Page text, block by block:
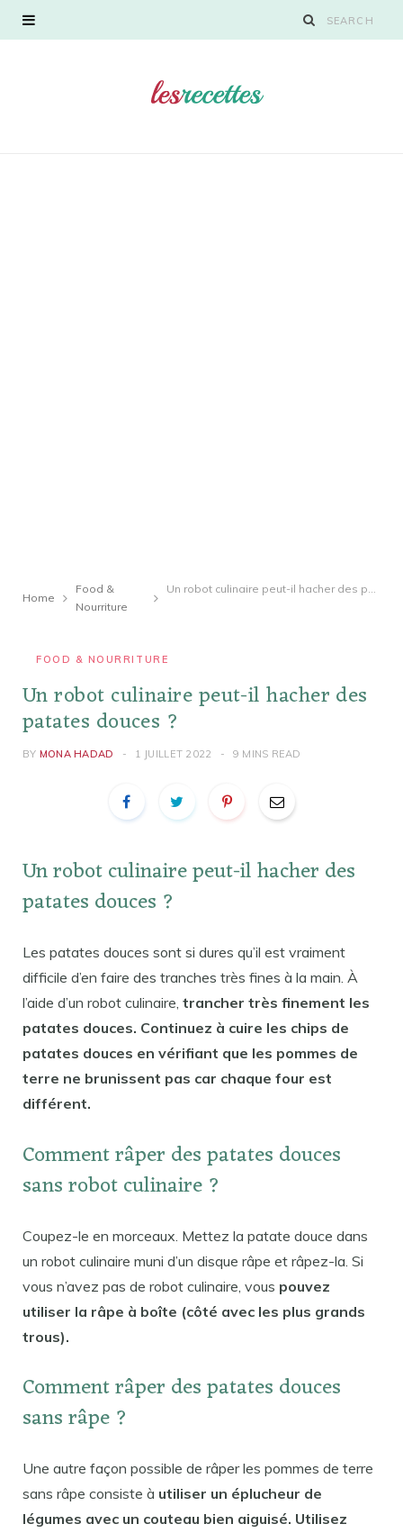
Home
Food &
Nourriture
Un robot culinaire peut-il hacher des patates douces ?
FOOD & NOURRITURE
Un robot culinaire peut-il hacher des
patates douces ?
BY MONA HADAD 1 JUILLET 2022 9 MINS READ
Un robot culinaire peut-il hacher des
patates douces ?
Les patates douces sont si dures qu’il est vraiment
difficile d’en faire des tranches très fines à la main. À
l’aide d’un robot culinaire, trancher très finement les
patates douces. Continuez à cuire les chips de
patates douces en vérifiant que les pommes de
terre ne brunissent pas car chaque four est
différent.
Comment râper des patates douces
sans robot culinaire ?
Coupez-le en morceaux. Mettez la patate douce dans
un robot culinaire muni d’un disque râpe et râpez-la. Si
vous n’avez pas de robot culinaire, vous pouvez
utiliser la râpe à boîte (côté avec les plus grands
trous).
Comment râper des patates douces
sans râpe ?
Une autre façon possible de râper les pommes de terre
sans râpe consiste à utiliser un éplucheur de
légumes avec un couteau bien aiguisé. Utilisez